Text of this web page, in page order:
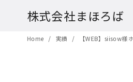
株式会社まほろば
Home 実績 【WEB】siisow様